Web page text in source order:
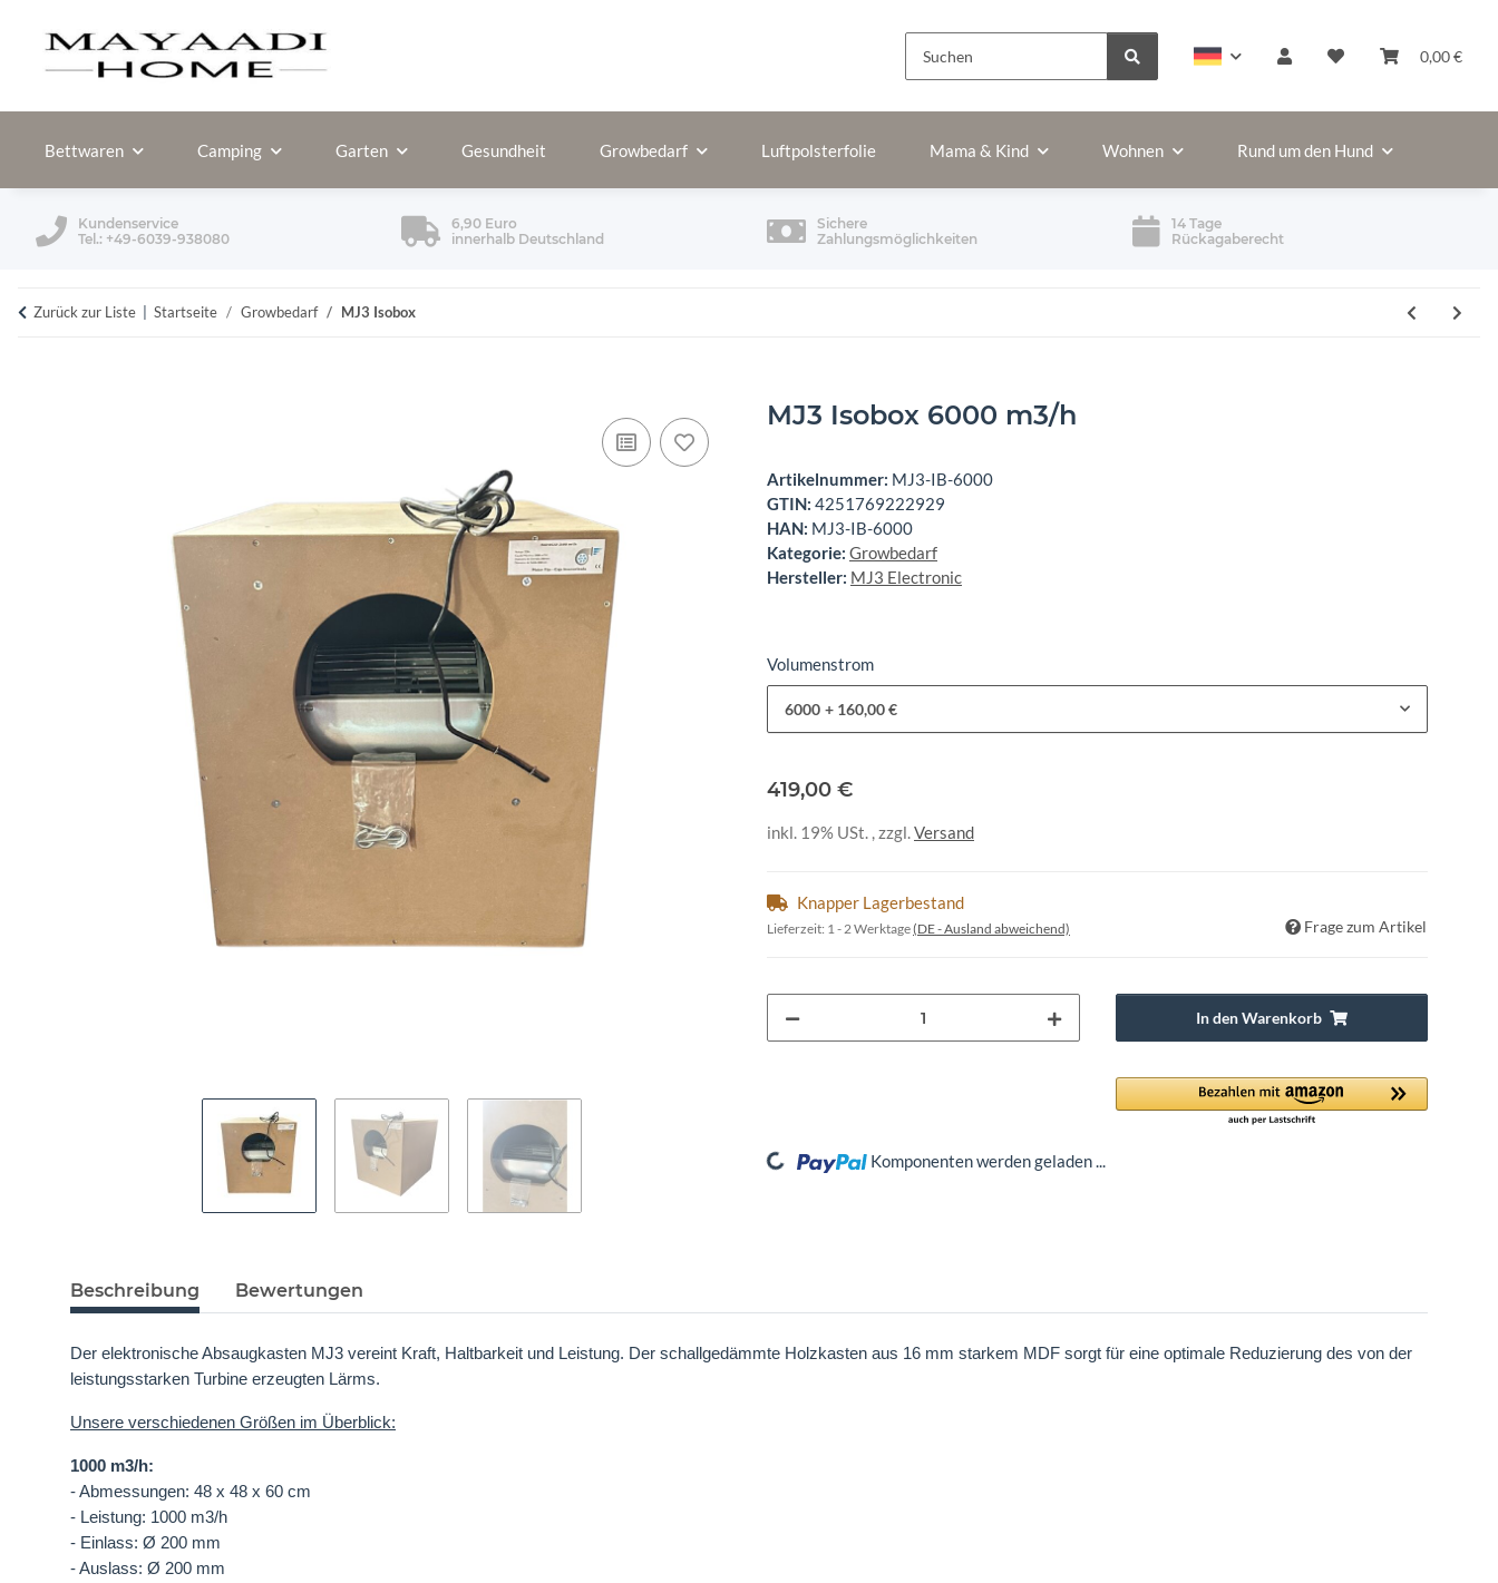
0,00 €
Bettwaren Camping Garten Gesundheit Growbedarf Luftpolsterfolie Mama & Kind Wohnen Rund um den Hund
Kundenservice
Tel.: +49-6039-938080
6,90 Euro
innerhalb Deutschland
Sichere
Zahlungsmöglichkeiten
14 Tage
Rückagaberecht
Zurück zur Liste Startseite Growbedarf MJ3 Isobox
MJ3 Isobox 6000 m3/h
Artikelnummer: MJ3-IB-6000
GTIN: 4251769222929
HAN: MJ3-IB-6000
Kategorie: Growbedarf
Hersteller: MJ3 Electronic
Volumenstrom
6000 + 160,00 €
419,00 €
inkl. 19% USt. , zzgl.Versand
Knapper Lagerbestand
Lieferzeit: 1 - 2 Werktage(DE - Ausland abweichend) Frage zum Artikel
In den Warenkorb
Loading... Komponenten werden geladen ...
Beschreibung Bewertungen
Der elektronische Absaugkasten MJ3 vereint Kraft, Haltbarkeit und Leistung. Der schallgedämmte Holzkasten aus 16 mm starkem MDF sorgt für eine optimale Reduzierung des von der
leistungsstarken Turbine erzeugten Lärms.
Unsere verschiedenen Größen im Überblick:
1000 m3/h:
- Abmessungen: 48 x 48 x 60 cm
- Leistung: 1000 m3/h
- Einlass: Ø 200 mm
- Auslass: Ø 200 mm